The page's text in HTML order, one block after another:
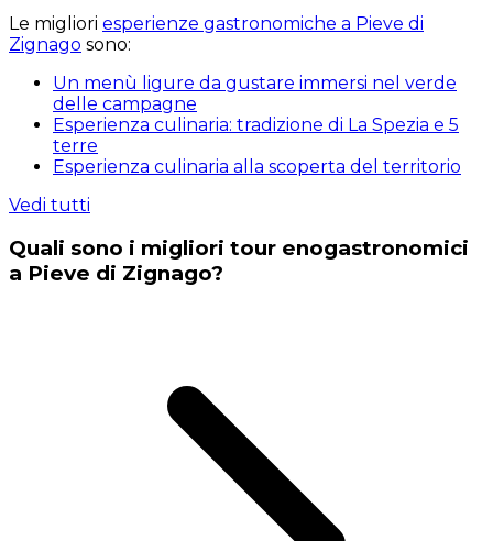
Le migliori esperienze gastronomiche a Pieve di
Zignago sono:
Un menù ligure da gustare immersi nel verde
delle campagne
Esperienza culinaria: tradizione di La Spezia e 5
terre
Esperienza culinaria alla scoperta del territorio
Vedi tutti
Quali sono i migliori tour enogastronomici
a Pieve di Zignago?